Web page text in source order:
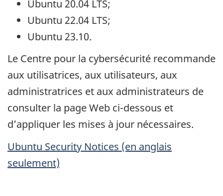
Ubuntu 20.04 LTS;
Ubuntu 22.04 LTS;
Ubuntu 23.10.
Le Centre pour la cybersécurité recommande
aux utilisatrices, aux utilisateurs, aux
administratrices et aux administrateurs de
consulter la page Web ci-dessous et
d’appliquer les mises à jour nécessaires.
Ubuntu Security Notices (en anglais
seulement)